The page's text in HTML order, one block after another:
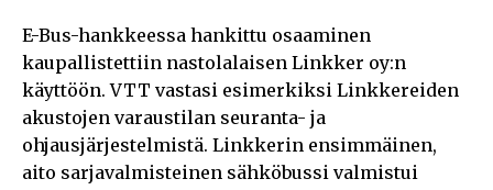
E-Bus-hankkeessa hankittu osaaminen
kaupallistettiin nastolalaisen Linkker oy:n
käyttöön. VTT vastasi esimerkiksi Linkkereiden
akustojen varaustilan seuranta- ja
ohjausjärjestelmistä. Linkkerin ensimmäinen,
aito sarjavalmisteinen sähköbussi valmistui